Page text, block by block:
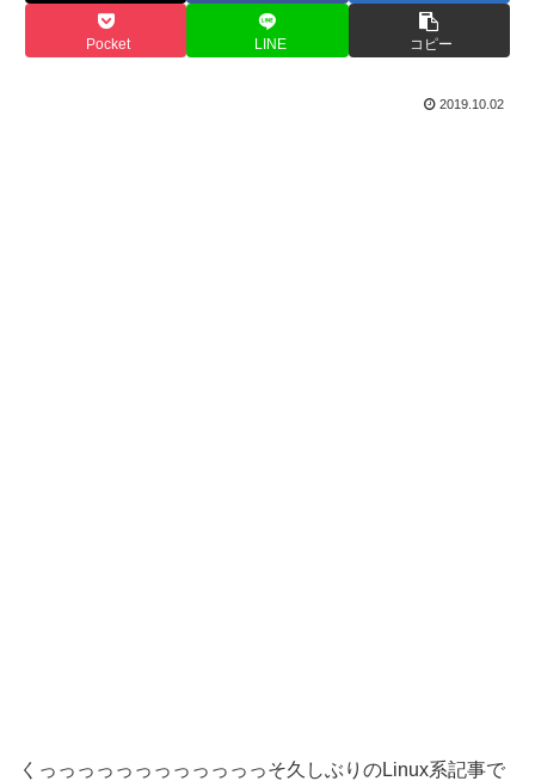
Pocket LINE コピー
2019.10.02
くっっっっっっっっっっっっそ久しぶりのLinux系記事で